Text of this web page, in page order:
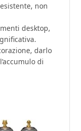
non
desktop,
darlo
di